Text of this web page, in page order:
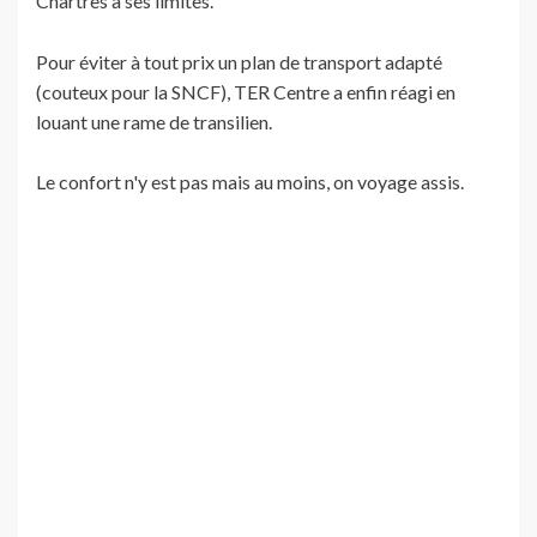
Pour éviter à tout prix un plan de transport adapté
(couteux pour la SNCF), TER Centre a enfin réagi en
louant une rame de transilien.
Le confort n'y est pas mais au moins, on voyage assis.